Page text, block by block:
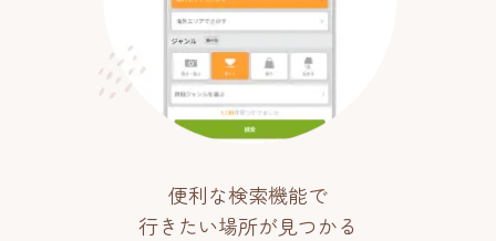
便利な検索機能で
行きたい場所が見つかる